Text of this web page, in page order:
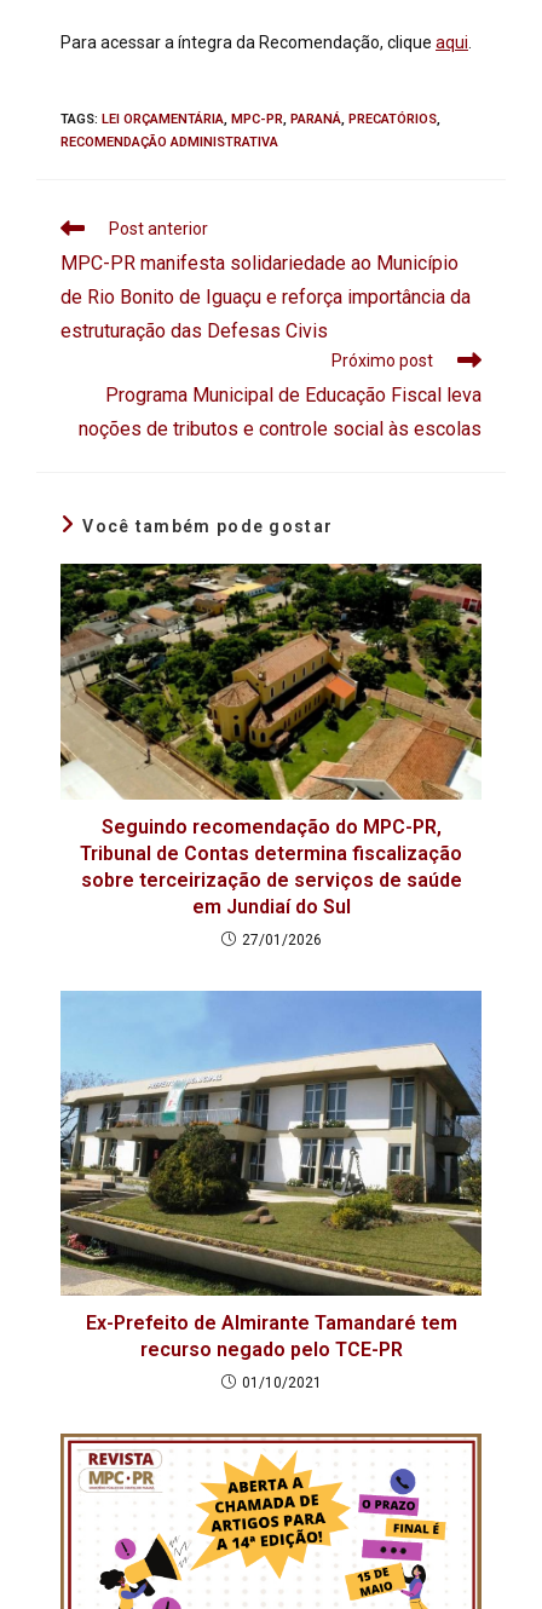
Para acessar a íntegra da Recomendação, clique aqui
TAGS: LEI ORÇAMENTÁRIA, MPC-PR, PARANÁ, PRECATÓRIOS,
RECOMENDAÇÃO ADMINISTRATIVA
Post anterior
MPC-PR manifesta solidariedade ao Município
de Rio Bonito de Iguaçu e reforça importância da
estruturação das Defesas Civis
Próximo post
Programa Municipal de Educação Fiscal leva
noções de tributos e controle social às escolas
Você também pode gostar
Seguindo recomendação do MPC-PR,
Tribunal de Contas determina fiscalização
sobre terceirização de serviços de saúde
em Jundiaí do Sul
27/01/2026
Ex-Prefeito de Almirante Tamandaré tem
recurso negado pelo TCE-PR
01/10/2021